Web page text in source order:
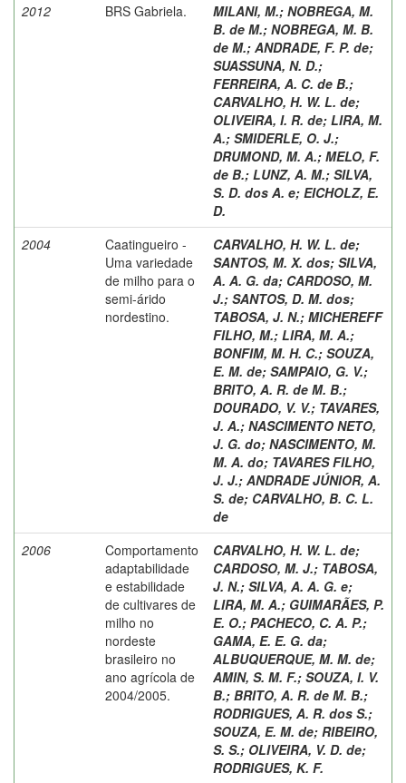
2012
BRS Gabriela. MILANI, M.; NOBREGA, M.
B. de M.; NOBREGA, M. B.
de M.; ANDRADE, F. P. de;
SUASSUNA, N. D.;
FERREIRA, A. C. de B.;
CARVALHO, H. W. L. de;
OLIVEIRA, I. R. de; LIRA, M.
A.; SMIDERLE, O. J.;
DRUMOND, M. A.; MELO, F.
de B.; LUNZ, A. M.; SILVA,
S. D. dos A. e; EICHOLZ, E.
D.
2004
Caatingueiro -
Uma variedade
de milho para o
semi-árido
nordestino.
CARVALHO, H. W. L. de;
SANTOS, M. X. dos; SILVA,
A. A. G. da; CARDOSO, M.
J.; SANTOS, D. M. dos;
TABOSA, J. N.; MICHEREFF
FILHO, M.; LIRA, M. A.;
BONFIM, M. H. C.; SOUZA,
E. M. de; SAMPAIO, G. V.;
BRITO, A. R. de M. B.;
DOURADO, V. V.; TAVARES,
J. A.; NASCIMENTO NETO,
J. G. do; NASCIMENTO, M.
M. A. do; TAVARES FILHO,
J. J.; ANDRADE JÚNIOR, A.
S. de; CARVALHO, B. C. L.
de
2006
Comportamento
adaptabilidade
e estabilidade
de cultivares de
milho no
nordeste
brasileiro no
ano agrícola de
2004/2005.
CARVALHO, H. W. L. de;
CARDOSO, M. J.; TABOSA,
J. N.; SILVA, A. A. G. e;
LIRA, M. A.; GUIMARÃES, P.
E. O.; PACHECO, C. A. P.;
GAMA, E. E. G. da;
ALBUQUERQUE, M. M. de;
AMIN, S. M. F.; SOUZA, I. V.
B.; BRITO, A. R. de M. B.;
RODRIGUES, A. R. dos S.;
SOUZA, E. M. de; RIBEIRO,
S. S.; OLIVEIRA, V. D. de;
RODRIGUES, K. F.